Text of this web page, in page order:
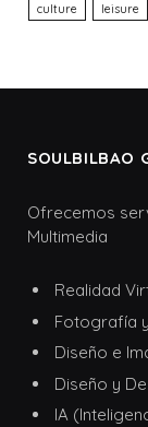
culture leisure
SOULBILBAO
Ofrecemos
Multimedia
Realidad
Fotografía
Diseño e
Diseño y
IA